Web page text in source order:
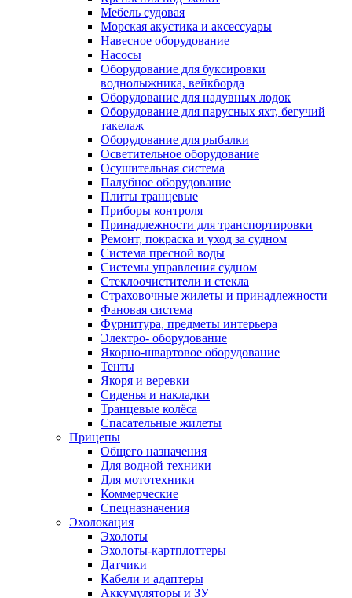
Мебель судовая
Морская акустика и аксессуары
Навесное оборудование
Насосы
Оборудование для буксировки
воднолыжника, вейкборда
Оборудование для надувных лодок
Оборудование для парусных яхт, бегучий
такелаж
Оборудование для рыбалки
Осветительное оборудование
Осушительная система
Палубное оборудование
Плиты транцевые
Приборы контроля
Принадлежности для транспортировки
Ремонт, покраска и уход за судном
Система пресной воды
Системы управления судном
Стеклоочистители и стекла
Страховочные жилеты и принадлежности
Фановая система
Фурнитура, предметы интерьера
Электро- оборудование
Якорно-швартовое оборудование
Тенты
Якоря и веревки
Сиденья и накладки
Транцевые колёса
Спасательные жилеты
Прицепы
Общего назначения
Для водной техники
Для мототехники
Коммерческие
Спецназначения
Эхолокация
Эхолоты
Эхолоты-картплоттеры
Датчики
Кабели и адаптеры
Аккумуляторы и ЗУ